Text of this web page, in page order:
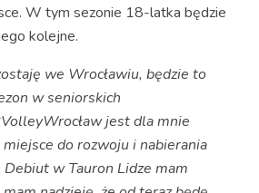
W tym sezonie 18-latka będzie
kolejne.
we Wrocławiu, będzie to
w seniorskich
jest dla mnie
do rozwoju i nabierania
Debiut w Tauron Lidze mam